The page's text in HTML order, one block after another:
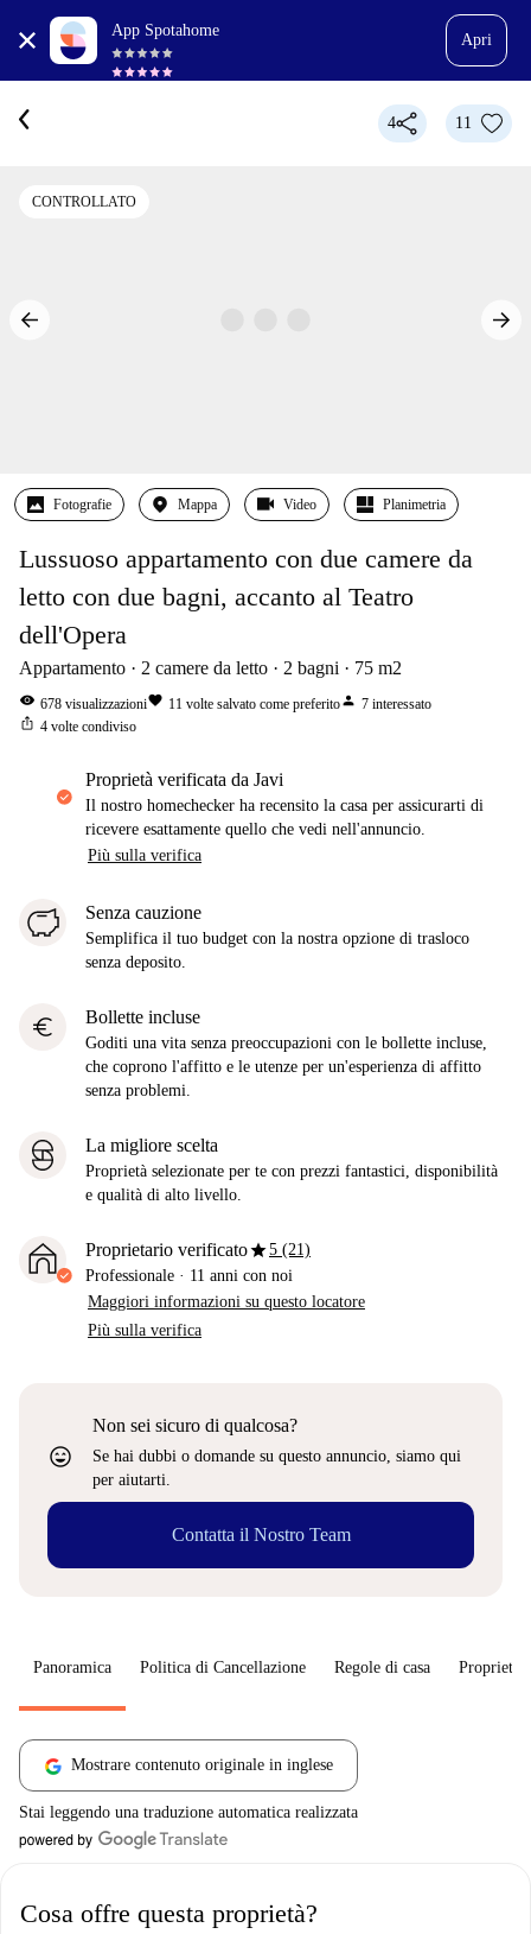
App Spotahome
Apri
4 11
CONTROLLATO
Fotografie Mappa Video Planimetria
Lussuoso appartamento con due camere da
letto con due bagni, accanto al Teatro
dell'Opera
Appartamento 2 camere da letto 2 bagni 75 m2
visibility 678 visualizzazionifavorite 11 volte salvato come preferitoperson 7 interessato
ios_share 4 volte condiviso
proprietà verificata da Javi
Il nostro homechecker ha recensito la casa per assicurarti di
ricevere esattamente quello che vedi nell'annuncio.
Più sulla verifica
Senza cauzione
Semplifica il tuo budget con la nostra opzione di trasloco
senza deposito.
euro Bollette incluse
Goditi una vita senza preoccupazioni con le bollette incluse,
che coprono l'affitto e le utenze per un'esperienza di affitto
senza problemi.
La migliore scelta
Proprietà selezionate per te con prezzi fantastici, disponibilità
e qualità di alto livello.
Proprietario verificatostar5 (21)
Professionale · 11 anni con noi
Maggiori informazioni su questo locatore
Più sulla verifica
sentiment_very_satisfied
Non sei sicuro di qualcosa?
Se hai dubbi o domande su questo annuncio, siamo qui
per aiutarti.
Contatta il Nostro Team
Panoramica Politica di Cancellazione Regole di casa
Mostrare contenuto originale in inglese
Stai leggendo una traduzione automatica realizzata
Cosa offre questa proprietà?